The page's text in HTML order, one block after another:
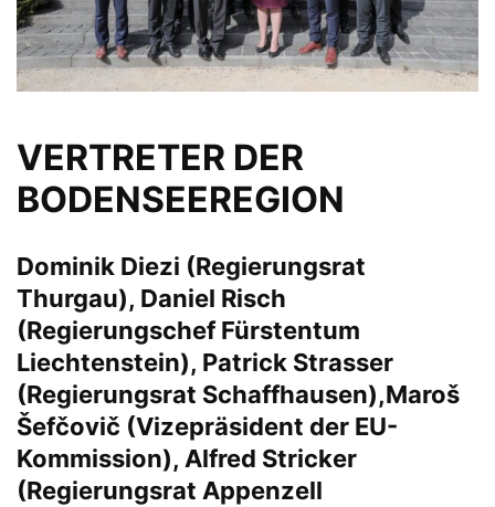
VERTRETER DER
BODENSEEREGION
Dominik Diezi (Regierungsrat
Thurgau), Daniel Risch
(Regierungschef Fürstentum
Liechtenstein), Patrick Strasser
(Regierungsrat Schaffhausen),Maroš
Šefčovič (Vizepräsident der EU-
Kommission), Alfred Stricker
(Regierungsrat Appenzell